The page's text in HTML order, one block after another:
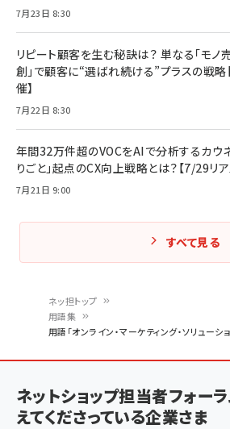
ン
く
ず
ネッ担トップ
用語集
用語「オンライン・マーケティング・ソリュー
7月23日 8:30
リピート顧客を生む秘訣は？ 単なる「モノ
創」で顧客に“選ばれ続ける”プラスの戦略
催】
7月22日 8:30
年間32万件超のVOCをAIで分析するカウネ
りごと」起点のCX向上戦略とは？【7/29リ
7月21日 9:00
すべて見る
ネットショップ担当者フォー
えてくださっている企業さま